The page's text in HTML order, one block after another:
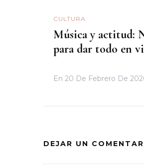
CULTURA
Música y actitud:
para dar todo en
En 20 De Febrero De
DEJAR UN